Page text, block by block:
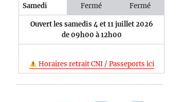
Samedi Fermé Fermé
Ouvert les samedis 4 et 11 juillet 2026
de 09h00 à 12h00
Horaires retrait CNI / Passeports ici